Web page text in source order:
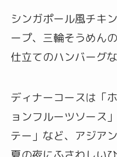
シンガポール風チキ
ープ、三輪そうめん
仕立てのハンバーグ
ディナーコースは「
ョンフルーツソース
テー」など、アジア